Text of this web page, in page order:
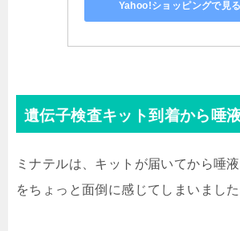
Yahoo!ショッピングで見る
遺伝子検査キット到着から唾
ミナテルは、キットが届いてから唾
をちょっと面倒に感じてしまいまし